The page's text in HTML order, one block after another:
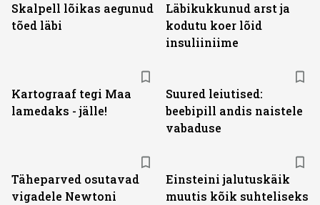
Skalpell lõikas aegunud
tõed läbi
Läbikukkunud arst ja
kodutu koer lõid
insuliiniime
Kartograaf tegi Maa
lamedaks - jälle!
Suured leiutised:
beebipill andis naistele
vabaduse
Täheparved osutavad
vigadele Newtoni
Einsteini jalutuskäik
muutis kõik suhteliseks